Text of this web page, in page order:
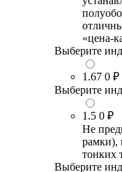
«цена-
Выберите
1.67 0 ₽
Выберите
1.5 0 ₽
Не
рамки),
тонких
Выберите